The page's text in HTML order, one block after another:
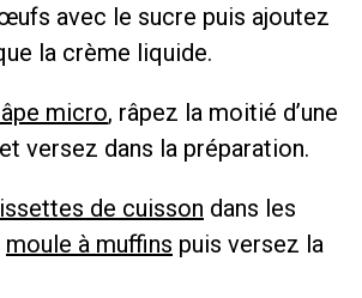
avec le sucre puis ajoutez
la crème liquide.
micro, râpez la moitié d’une
et versez dans la préparation.
de cuisson dans les
moule à muffins puis versez la